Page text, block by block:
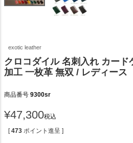
exotic leather
クロコダイル 名刺入れ カード
加工 一枚革 無双 / レディース
商品番号 9300sr
¥47,300税込
[ 473 ポイント進呈 ]